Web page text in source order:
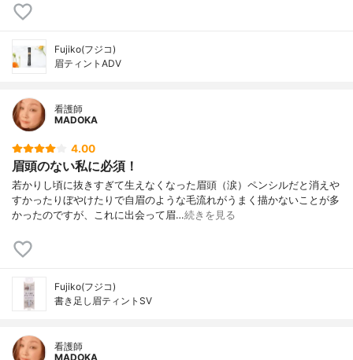
Fujiko(フジコ)
眉ティントADV
看護師
MADOKA
4.00
眉頭のない私に必須！
若かりし頃に抜きすぎて生えなくなった眉頭（涙）ペンシルだと消えや
すかったりぼやけたりで自眉のような毛流れがうまく描かないことが多
かったのですが、これに出会って眉…続きを見る
Fujiko(フジコ)
書き足し眉ティントSV
看護師
MADOKA